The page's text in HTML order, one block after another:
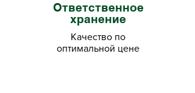
Ответственное
хранение
Качество по
оптимальной цене